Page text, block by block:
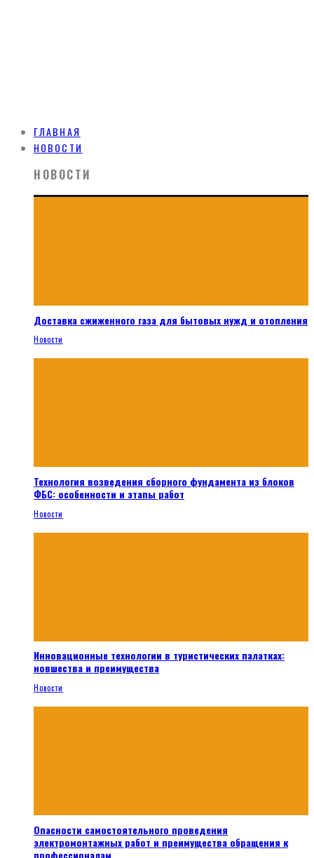
ГЛАВНАЯ
НОВОСТИ
НОВОСТИ
Доставка сжиженного газа для бытовых нужд и отопления
Новости
Технология возведения сборного фундамента из блоков
ФБС: особенности и этапы работ
Новости
Инновационные технологии в туристических палатках:
новшества и преимущества
Новости
Опасности самостоятельного проведения
электромонтажных работ и преимущества обращения к
профессионалам